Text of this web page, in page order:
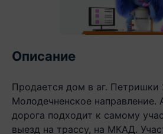
Описание
Продается дом в аг.
Молодечненское направление.
дорога подходит к самому
выезд на трассу, на МКАД.